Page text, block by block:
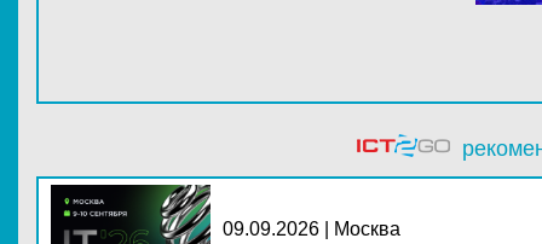
09.09.2026 | Москва